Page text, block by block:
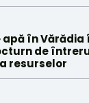
apă în
de
resurselor